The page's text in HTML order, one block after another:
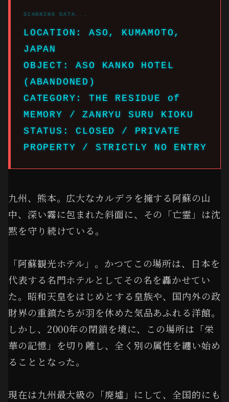
LOCATION: ASO, KUMAMOTO,
JAPAN
OBJECT: ASO KANKO HOTEL
(ABANDONED)
CATEGORY: THE RESIDUE of
MEMORY / ZANRYU SURU KIOKU
STATUS: CLOSED / PRIVATE
PROPERTY / STRICTLY NO ENTRY
九州、熊本。広大なカルデラを擁する阿蘇の山
中、深い霧に包まれた斜面に、その「亡霊」は沈
黙を守り続けている。
「阿蘇観光ホテル」。かつてこの場所は、日本を
代表する名門ホテルとしてその名を轟かせてい
た。昭和天皇をはじめとする皇族や、国内外の政
財界の重鎮たちが羽を休めた気品あふれる洋館。
しかし、2000年の閉鎖を境に、この場所は「栄
華の記憶」を切り離し、全く別の属性を纏い始め
ることとなった。
現在は九州最大級の「廃墟」にして、全国的にも